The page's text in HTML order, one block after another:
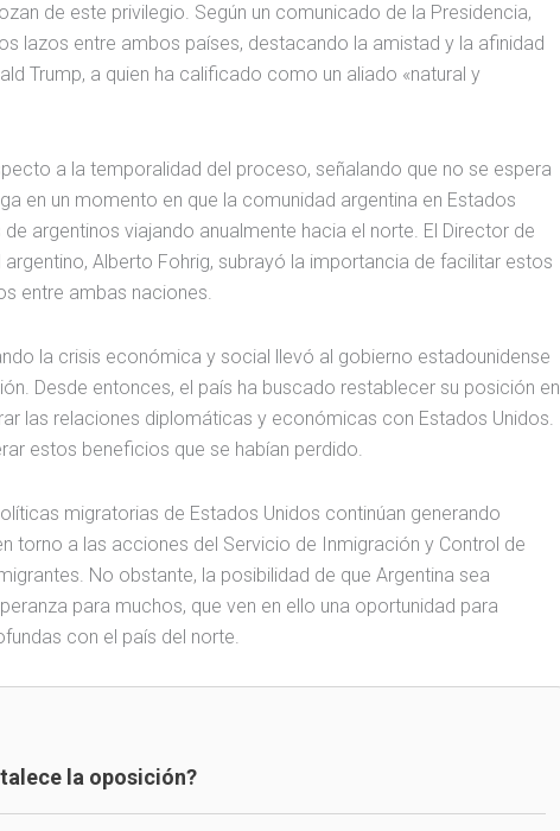
de este privilegio. Según un comunicado de la Presidencia,
lazos entre ambos países, destacando la amistad y la afinidad
Trump, a quien ha calificado como un aliado «natural y
a la temporalidad del proceso, señalando que no se espera
en un momento en que la comunidad argentina en Estados
argentinos viajando anualmente hacia el norte. El Director de
Alberto Fohrig, subrayó la importancia de facilitar estos
entre ambas naciones.
la crisis económica y social llevó al gobierno estadounidense
Desde entonces, el país ha buscado restablecer su posición en
las relaciones diplomáticas y económicas con Estados Unidos.
estos beneficios que se habían perdido.
migratorias de Estados Unidos continúan generando
torno a las acciones del Servicio de Inmigración y Control de
No obstante, la posibilidad de que Argentina sea
para muchos, que ven en ello una oportunidad para
con el país del norte.
la oposición?